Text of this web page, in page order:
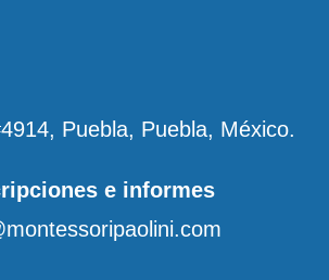
Puebla, Puebla, México.
e informes